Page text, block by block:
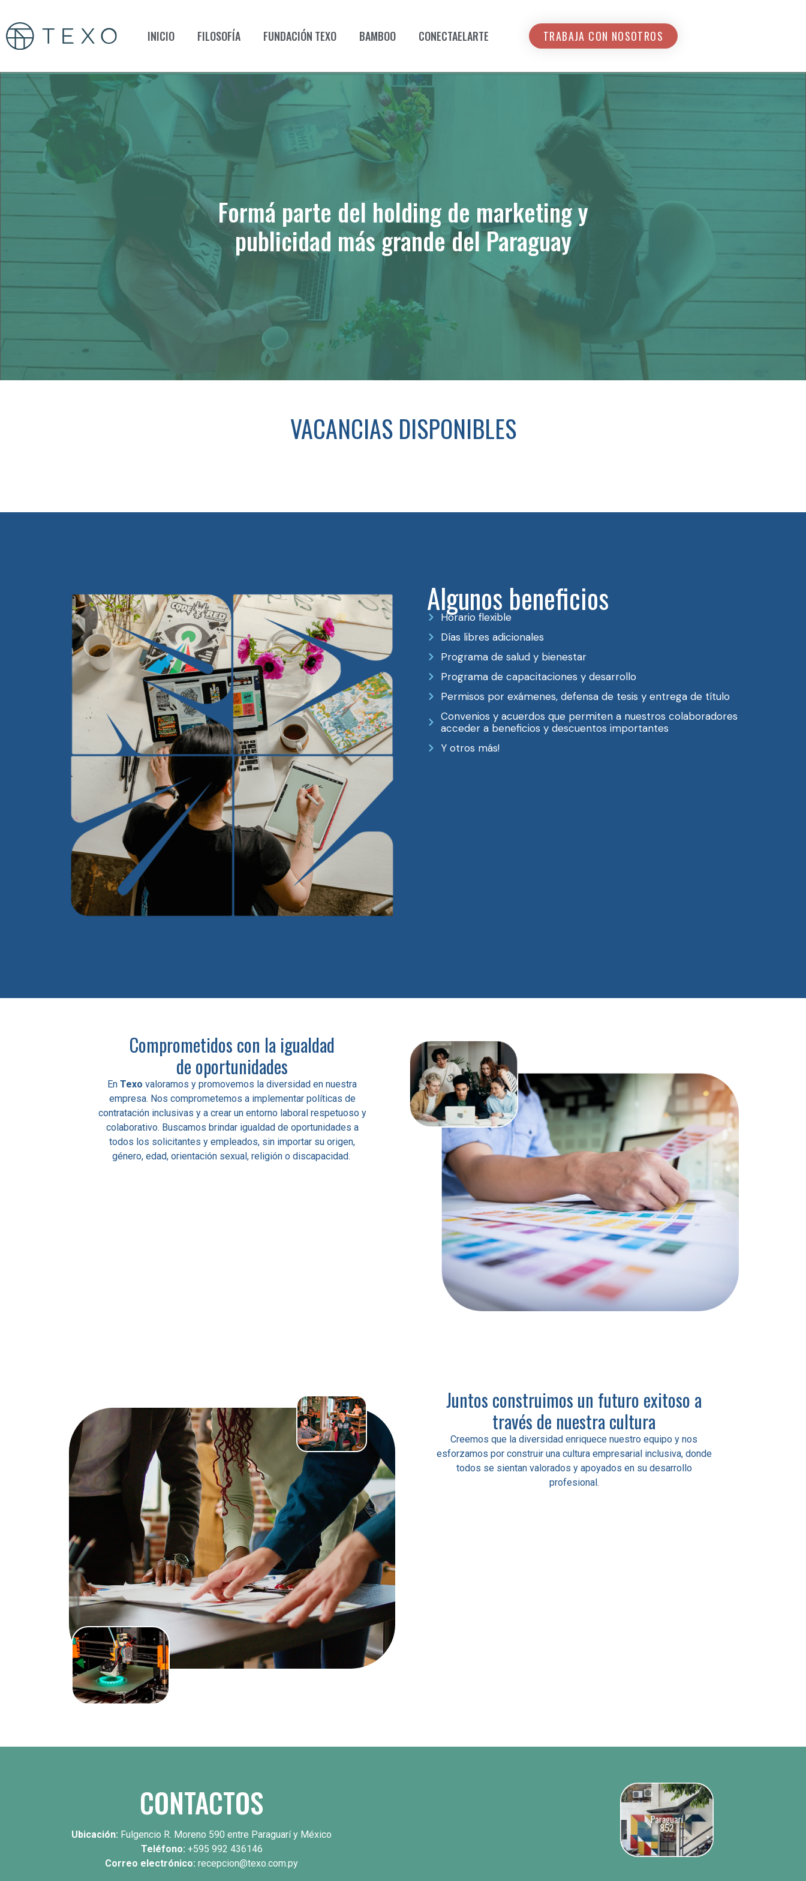
INICIO FILOSOFÍA FUNDACIÓN TEXO BAMBOO CONECTAELARTE TRABAJA CON NOSOTROS
Formá parte del holding de marketing y
publicidad más grande del Paraguay
VACANCIAS DISPONIBLES
Algunos beneficios
Horario flexible
Días libres adicionales
Programa de salud y bienestar
Programa de capacitaciones y desarrollo
Permisos por exámenes, defensa de tesis y entrega de título
Convenios y acuerdos que permiten a nuestros colaboradores
acceder a beneficios y descuentos importantes
Y otros más!
Comprometidos con la igualdad
de oportunidades
En Texo valoramos y promovemos la diversidad en nuestra
empresa. Nos comprometemos a implementar políticas de
contratación inclusivas y a crear un entorno laboral respetuoso y
colaborativo. Buscamos brindar igualdad de oportunidades a
todos los solicitantes y empleados, sin importar su origen,
género, edad, orientación sexual, religión o discapacidad.
Juntos construimos un futuro exitoso a
través de nuestra cultura
Creemos que la diversidad enriquece nuestro equipo y nos
esforzamos por construir una cultura empresarial inclusiva, donde
todos se sientan valorados y apoyados en su desarrollo
profesional.
CONTACTOS
Ubicación: Fulgencio R. Moreno 590 entre Paraguarí y México
Teléfono: +595 992 436146
Correo electrónico: recepcion@texo.com.py